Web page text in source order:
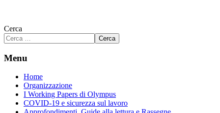
Cerca
Cerca
Menu
Home
Organizzazione
I Working Papers di Olympus
COVID-19 e sicurezza sul lavoro